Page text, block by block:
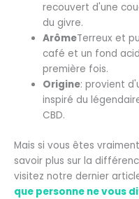
recouvert d'une
du givre.
ArômeTerreux et
café et un fond
première fois.
Origine: provient
inspiré du
CBD.
Mais si vous êtes
savoir plus sur la
visitez notre dernier
que personne ne vous